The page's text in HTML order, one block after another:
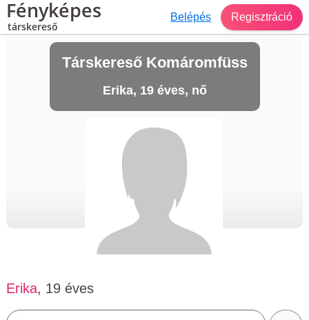
Fényképes
társkereső
Belépés Regisztráció
Társkereső Komáromfüss
Erika, 19 éves, nő
Erika, 19 éves